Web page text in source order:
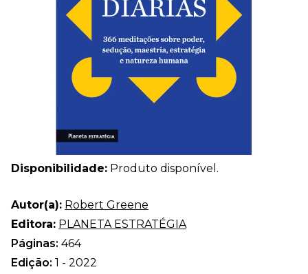
Disponibilidade: Produto disponível.
Autor(a): Robert Greene
Editora: PLANETA ESTRATÉGIA
Páginas: 464
Edição: 1 - 2022